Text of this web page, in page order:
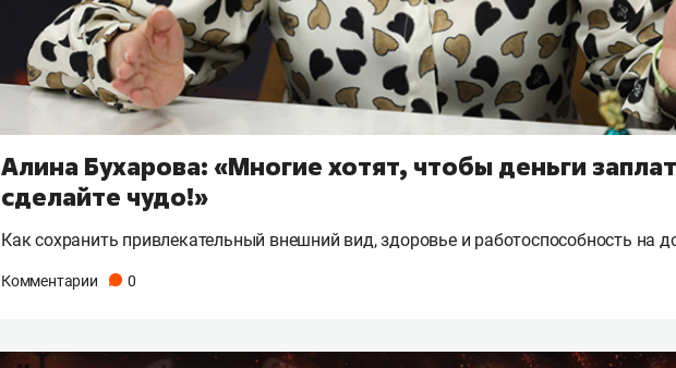
Алина Бухарова: «Многие хотят, чтобы деньги
сделайте чудо!»
Как сохранить привлекательный внешний вид, здоровье и работоспособность на
Комментарии 0